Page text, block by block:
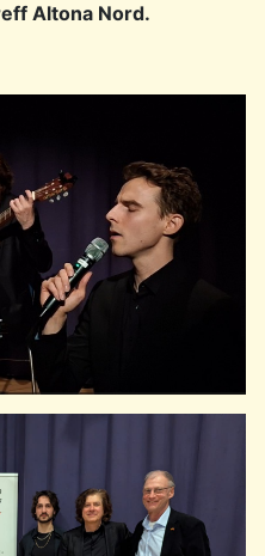
Altona Nord.